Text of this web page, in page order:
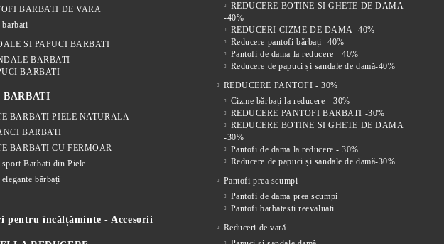
BARBATI DE VARA
barbati
SI PAPUCI BARBATI
BARBATI
BARBATI
BARBATI
BARBATI PIELE NATURALA
BARBATI
BARBATI CU FERMOAR
sport Barbati din Piele
elegante bărbați
pentru încălțăminte - Accesorii
REDUCERE BOTINE SI GHETE DE DAMA
-40%
REDUCERI CIZME DE DAMA -40%
Reducere pantofi bărbați -40%
Pantofi de dama la reducere - 40%
Reducere de papuci și sandale de damă-40%
REDUCERE PANTOFI - 30%
Cizme bărbați la reducere - 30%
REDUCERE PANTOFI BARBATI -30%
REDUCERE BOTINE SI GHETE DE DAMA
-30%
Pantofi de dama la reducere - 30%
Reducere de papuci și sandale de damă-30%
Pantofi prea scumpi
Pantofi de dama prea scumpi
Pantofi barbatesti reevaluati
Reduceri de vară